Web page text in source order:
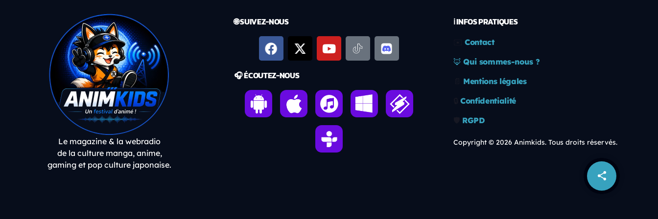
share
email
Le magazine & la webradio
de la culture manga, anime,
gaming et pop culture japonaise.
🌐 SUIVEZ-NOUS
🎧 ÉCOUTEZ-NOUS
ℹ️ INFOS PRATIQUES
Contact
🦊 Qui sommes-nous ?
Mentions légales
Confidentialité
RGPD
Copyright © 2026 Animkids. Tous droits réservés.